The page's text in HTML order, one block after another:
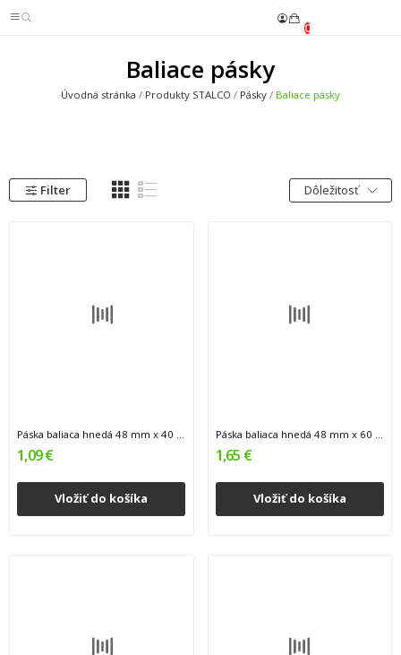
0
Baliace pásky
Úvodná stránka Produkty STALCO Pásky Baliace pásky
Filter Dôležitosť
Páska baliaca hnedá 48 mm x 40 m 1/12/36
1,09 €
Vložiť do košíka
Páska baliaca hnedá 48 mm x 60 m 1/12/36
1,65 €
Vložiť do košíka